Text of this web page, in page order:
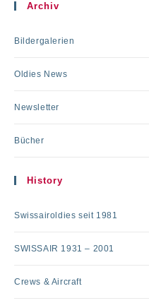
Archiv
Bildergalerien
Oldies News
Newsletter
Bücher
History
Swissairoldies seit 1981
SWISSAIR 1931 – 2001
Crews & Aircraft